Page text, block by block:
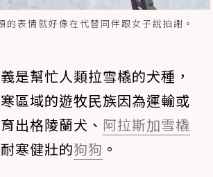
的表情就好像在代替同伴跟女子說拍謝。
是幫忙人類拉雪橇的犬種，
區域的遊牧民族因為運輸或
出格陵蘭犬、 阿拉斯加雪橇
寒健壯的狗狗 。